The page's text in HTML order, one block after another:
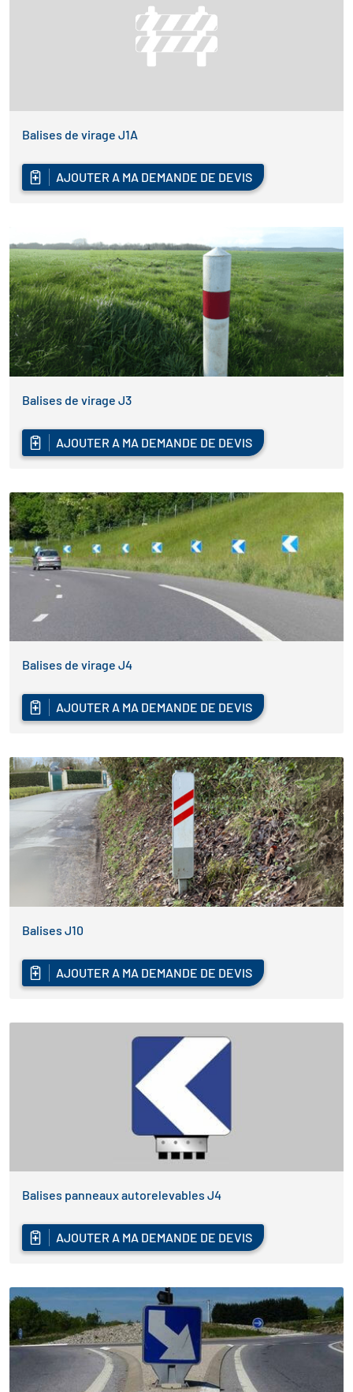
Balises de virage J1A
AJOUTER A MA DEMANDE DE DEVIS
Balises de virage J3
AJOUTER A MA DEMANDE DE DEVIS
Balises de virage J4
AJOUTER A MA DEMANDE DE DEVIS
Balises J10
AJOUTER A MA DEMANDE DE DEVIS
Balises panneaux autorelevables J4
AJOUTER A MA DEMANDE DE DEVIS